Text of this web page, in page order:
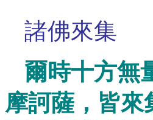
諸佛來集
爾時十方無
摩訶薩，皆來